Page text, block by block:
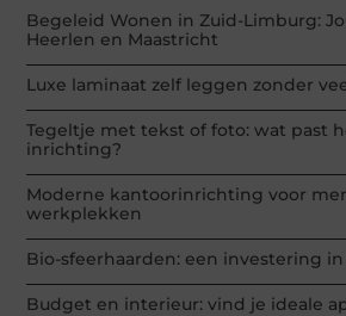
Begeleid Wonen in Zuid-Limburg:
Heerlen en Maastricht
Luxe laminaat zelf leggen zonder
Tegeltje met tekst of foto: wat past
inrichting?
Moderne kantoorinrichting voor
werkplekken
Bio-sfeerhaarden: een investering
Budget en interieur: vind je ideale